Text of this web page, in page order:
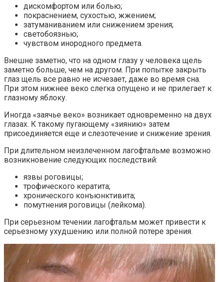
дискомфортом или болью;
покраснением, сухостью, жжением;
затуманиванием или снижением зрения;
светобоязнью;
чувством инородного предмета.
Внешне заметно, что на одном глазу у человека щель
заметно больше, чем на другом. При попытке закрыть
глаз щель все равно не исчезает, даже во время сна.
При этом нижнее веко слегка опущено и не прилегает к
глазному яблоку.
Иногда «заячье веко» возникает одновременно на двух
глазах. К такому пугающему «зиянию» затем
присоединяется еще и слезотечение и снижение зрения.
При длительном неизлеченном лагофтальме возможно
возникновение следующих последствий:
язвы роговицы;
трофического кератита;
хронического конъюнктивита;
помутнения роговицы (лейкома).
При серьезном течении лагофтальм может привести к
серьезному ухудшению или полной потере зрения.